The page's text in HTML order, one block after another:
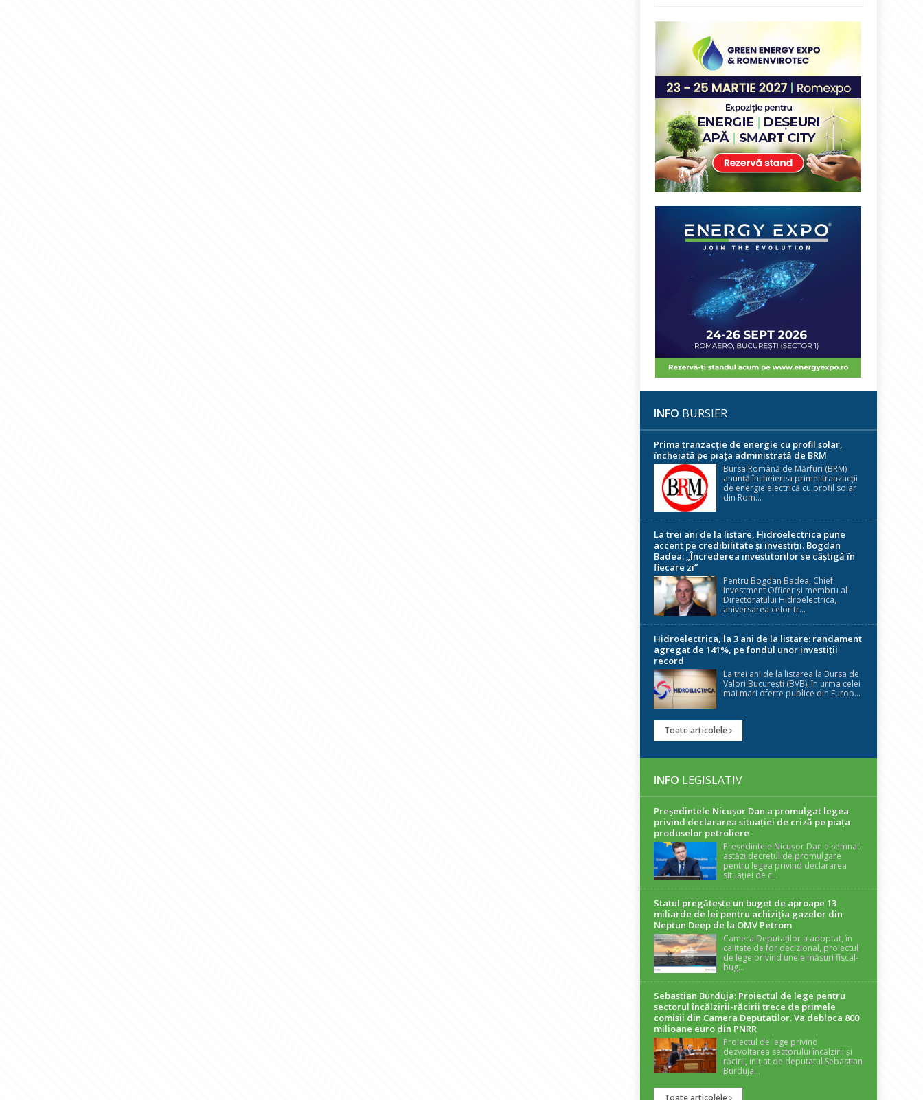
INFO BURSIER
Prima tranzacție de energie cu profil solar,
încheiată pe piața administrată de BRM
Bursa Română de Mărfuri (BRM)
anunță încheierea primei tranzacții
de energie electrică cu profil solar
din Rom...
La trei ani de la listare, Hidroelectrica pune
accent pe credibilitate și investiții. Bogdan
Badea: „Încrederea investitorilor se câștigă în
fiecare zi”
Pentru Bogdan Badea, Chief
Investment Officer și membru al
Directoratului Hidroelectrica,
aniversarea celor tr...
Hidroelectrica, la 3 ani de la listare: randament
agregat de 141%, pe fondul unor investiții
record
La trei ani de la listarea la Bursa de
Valori București (BVB), în urma celei
mai mari oferte publice din Europ...
Toate articolele
INFO LEGISLATIV
Președintele Nicuşor Dan a promulgat legea
privind declararea situaţiei de criză pe piaţa
produselor petroliere
Președintele Nicușor Dan a semnat
astăzi decretul de promulgare
pentru legea privind declararea
situației de c...
Statul pregătește un buget de aproape 13
miliarde de lei pentru achiziția gazelor din
Neptun Deep de la OMV Petrom
Camera Deputaților a adoptat, în
calitate de for decizional, proiectul
de lege privind unele măsuri fiscal-
bug...
Sebastian Burduja: Proiectul de lege pentru
sectorul încălzirii-răcirii trece de primele
comisii din Camera Deputaților. Va debloca 800
milioane euro din PNRR
Proiectul de lege privind
dezvoltarea sectorului încălzirii și
răcirii, inițiat de deputatul Sebastian
Burduja...
Toate articolele